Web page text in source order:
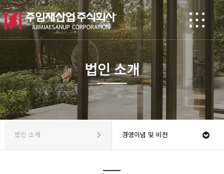
법인 소개
법인 소개 경영이념 및 비전